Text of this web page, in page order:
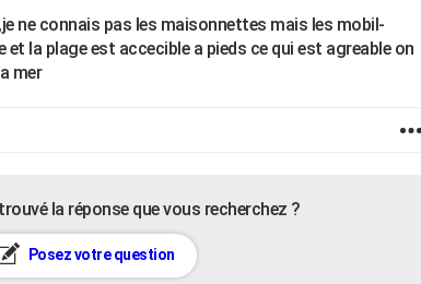
ne connais pas les maisonnettes mais les mobil-
la plage est accecible a pieds ce qui est agreable on
mer
la réponse que vous recherchez ?
Posez votre question